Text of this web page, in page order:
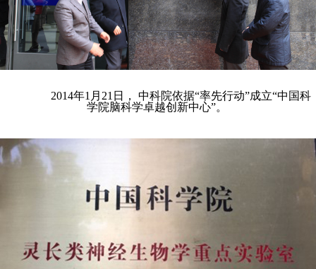
2014年1月21日， 中科院依据“率先行动”成立“中国科
学院脑科学卓越创新中心”。